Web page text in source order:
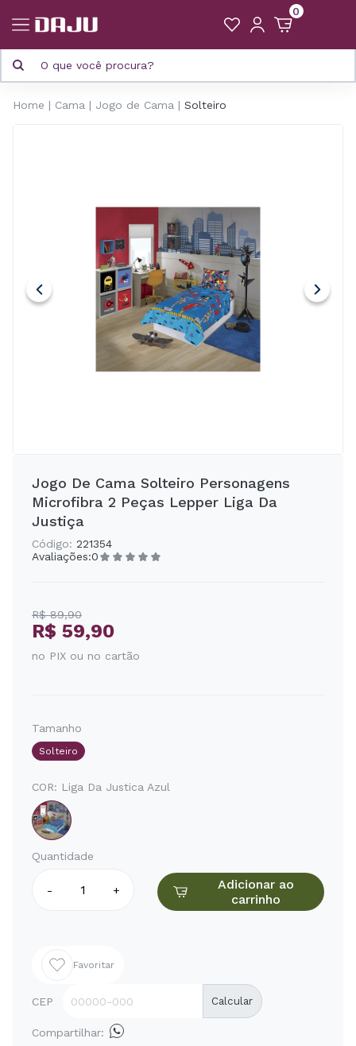
0
Home Cama Jogo de Cama Solteiro
Jogo De Cama Solteiro Personagens
Microfibra 2 Peças Lepper Liga Da
Justiça
Código: 221354
Avaliações:0
R$ 89,90
R$ 59,90
no PIX ou no cartão
Tamanho
Solteiro
COR: Liga Da Justica Azul
Quantidade
- +
Adicionar ao
carrinho
Favoritar
CEP Calcular
Compartilhar: